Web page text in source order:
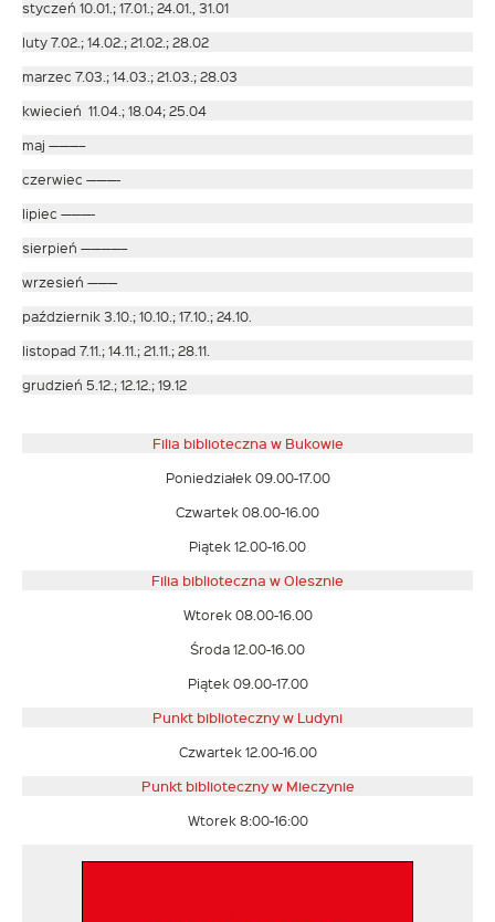
styczeń 10.01.; 17.01.; 24.01., 31.01
luty 7.02.; 14.02.; 21.02.; 28.02
marzec 7.03.; 14.03.; 21.03.; 28.03
kwiecień 11.04.; 18.04; 25.04
maj ———–
czerwiec ———-
lipiec ———-
sierpień ————–
wrzesień ———
październik 3.10.; 10.10.; 17.10.; 24.10.
listopad 7.11.; 14.11.; 21.11.; 28.11.
grudzień 5.12.; 12.12.; 19.12
Filia biblioteczna w Bukowie
Poniedziałek 09.00-17.00
Czwartek 08.00-16.00
Piątek 12.00-16.00
Filia biblioteczna w Olesznie
Wtorek 08.00-16.00
Środa 12.00-16.00
Piątek 09.00-17.00
Punkt biblioteczny w Ludyni
Czwartek 12.00-16.00
Punkt biblioteczny w Mieczynie
Wtorek 8:00-16:00